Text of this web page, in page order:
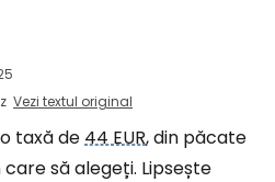
Vezi textul original
taxă de44 EUR, din păcate
să alegeți. Lipsește